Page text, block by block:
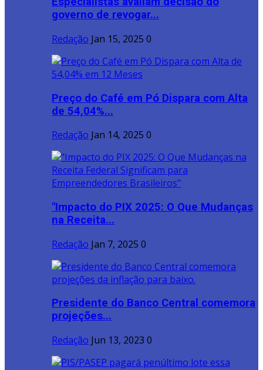
governo de revogar...
Redação Jan 15, 2025 0
Preço do Café em Pó Dispara com Alta
de 54,04%...
Redação Jan 14, 2025 0
"Impacto do PIX 2025: O Que Mudanças
na Receita...
Redação Jan 7, 2025 0
Presidente do Banco Central comemora
projeções...
Redação Jun 13, 2023 0